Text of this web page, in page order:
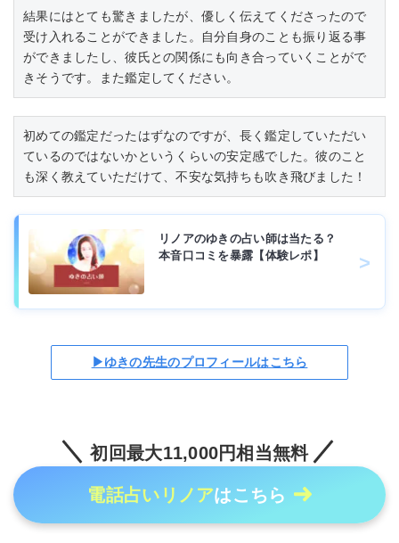
結果にはとても驚きましたが、優しく伝えてくださったので
受け入れることができました。自分自身のことも振り返る事
ができましたし、彼氏との関係にも向き合っていくことがで
きそうです。また鑑定してください。
初めての鑑定だったはずなのですが、長く鑑定していただい
ているのではないかというくらいの安定感でした。彼のこと
も深く教えていただけて、不安な気持ちも吹き飛びました！
リノアのゆきの占い師は当たる？
本音口コミを暴露【体験レポ】
▶ゆきの先生のプロフィールはこちら
初回最大11,000円相当無料
電話占いリノアはこちら